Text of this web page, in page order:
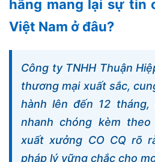
hãng mang lại sự tin
Việt Nam ở đâu?
Công ty TNHH Thuận
thương mại xuất sắc,
hành lên đến 12 tháng,
nhanh chóng kèm
xuất xưởng CO CQ rõ
pháp lý vững chắc cho